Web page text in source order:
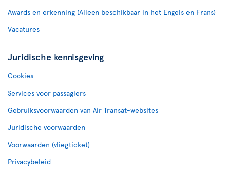
Awards en erkenning (Alleen beschikbaar in het Engels en Frans)
Vacatures
Juridische kennisgeving
Cookies
Services voor passagiers
Gebruiksvoorwaarden van Air Transat-websites
Juridische voorwaarden
Voorwaarden (vliegticket)
Privacybeleid